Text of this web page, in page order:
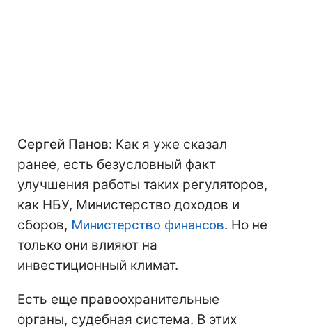
Сергей Панов: Как я уже сказал
ранее, есть безусловный факт
улучшения работы таких регуляторов,
как НБУ, Министерство доходов и
сборов, Министерство финансов. Но не
только они влияют на
инвестиционный климат.
Есть еще правоохранительные
органы, судебная система. В этих